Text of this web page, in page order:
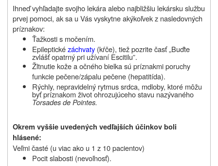
Ihneď vyhľadajte svojho lekára alebo najbližšiu lekársku službu
prvej pomoci, ak sa u Vás vyskytne akýkoľvek z nasledovných
príznakov:
Ťažkosti s močením.
Epileptickézáchvaty (kŕče), tiež pozrite časť „Buďte
zvlášťopatrný pri užívaní Escitilu”.
Žltnutie kože a očného bielka sú príznakmi poruchy
funkcie pečene/zápalu pečene (hepatitída).
Rýchly, nepravidelný rytmus srdca, mdloby, ktoré môžu
byť príznakom život ohrozujúceho stavu nazývaného
Torsades de Pointes.
Okrem vyššie uvedených vedľajších účinkov boli
hlásené:
Veľmi časté (u viac ako u 1 z 10 pacientov)
Pocit slabosti (nevoľnosť).